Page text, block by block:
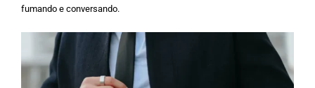
fumando e conversando.